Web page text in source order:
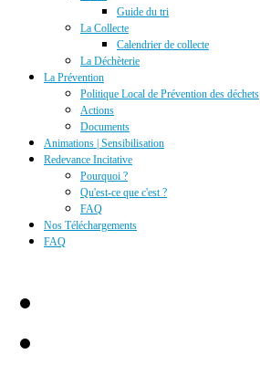
Guide du tri
La Collecte
Calendrier de collecte
La Déchèterie
La Prévention
Politique Local de Prévention des déchets
Actions
Documents
Animations | Sensibilisation
Redevance Incitative
Pourquoi ?
Qu'est-ce que c'est ?
FAQ
Nos Téléchargements
FAQ